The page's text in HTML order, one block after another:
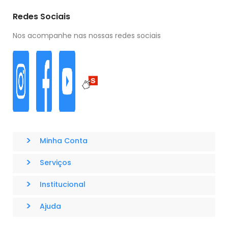
Redes Sociais
Nos acompanhe nas nossas redes sociais
> Minha Conta
> Serviços
> Institucional
> Ajuda